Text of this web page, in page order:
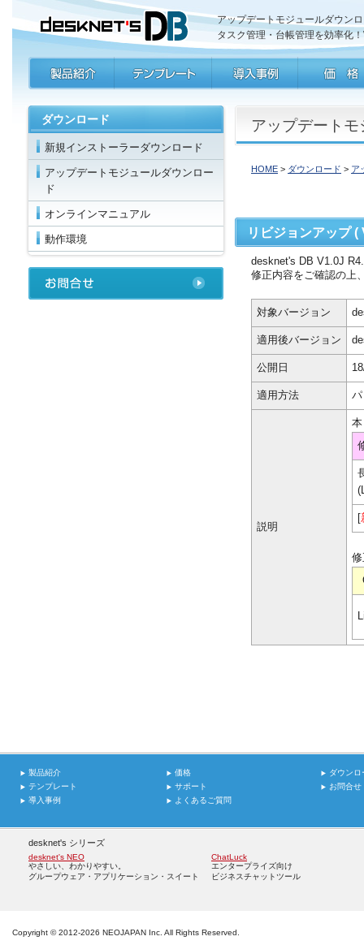
アップデートモジュールダウン
タスク管理・台帳管理を効率化
ダウンロード
新規インストーラーダウンロード
アップデートモジュールダウンロー
ド
オンラインマニュアル
動作環境
アップデート
HOME > ダウンロード > ア
リビジョンアップ
desknet's DB V1.0J
修正内容をご確認の上
対象バージョン
適用後バージョン
公開日
適用方法
説明
製品紹介
テンプレート
導入事例
価格
サポート
よくあるご質問
ダウンロ
お問合せ
desknet's シリーズ
desknet's NEO
やさしい、わかりやすい。
グループウェア・アプリケーション・スイート
ChatLuck
エンタープライズ向け
ビジネスチャットツール
Copyright © NEOJAPAN Inc. All Rights Reserved.